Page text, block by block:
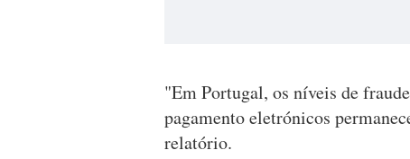
"Em Portugal, os níveis de
pagamento eletrónicos
relatório.